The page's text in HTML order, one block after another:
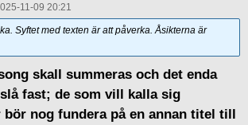
11-09 20:21
Syftet med texten är att påverka. Åsikterna är
skall summeras och det enda
fast; de som vill kalla sig
nog fundera på en annan titel till